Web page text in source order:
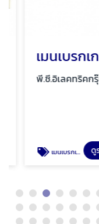
พี.ซี.อิเลคทริคกรุ๊ป
เมนเบรกเกอร์ เมนกันดูด พัทยา ชลบุรี